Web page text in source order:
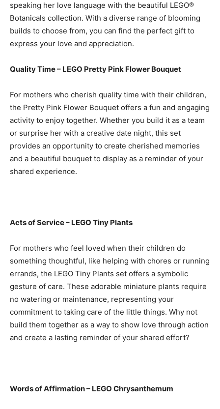
speaking her love language with the beautiful LEGO®
Botanicals collection. With a diverse range of blooming
builds to choose from, you can find the perfect gift to
express your love and appreciation.
Quality Time – LEGO Pretty Pink Flower Bouquet
For mothers who cherish quality time with their children,
the Pretty Pink Flower Bouquet offers a fun and engaging
activity to enjoy together. Whether you build it as a team
or surprise her with a creative date night, this set
provides an opportunity to create cherished memories
and a beautiful bouquet to display as a reminder of your
shared experience.
Acts of Service – LEGO Tiny Plants
For mothers who feel loved when their children do
something thoughtful, like helping with chores or running
errands, the LEGO Tiny Plants set offers a symbolic
gesture of care. These adorable miniature plants require
no watering or maintenance, representing your
commitment to taking care of the little things. Why not
build them together as a way to show love through action
and create a lasting reminder of your shared effort?
Words of Affirmation – LEGO Chrysanthemum